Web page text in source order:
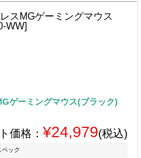
ゲーミングマウス(ブラック)
価格： ¥24,979(税込)
ペック